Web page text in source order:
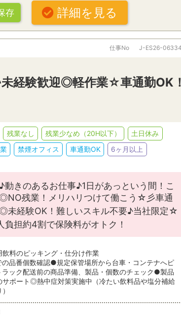
条件を追加する
道府県
条件を追加する
オフィスワークすべて
一般事務・その他オフィスワーク
人事・総務
貿易事務・海外営業事務
パナソニックグループ
社食・休憩室あり
語学力を活かす
POWERPOINT
派遣・受託業務スタッフ
6ヵ月以上 3
存 詳細を見る
仕事No J-ES26-
経験歓迎◎軽作業☆車通勤OK！
残業なし 残業少なめ（20H以下）
土日休み
禁煙オフィス 車通勤OK 6ヶ月以上
きのあるお仕事♪1日があっという間！こ
残業！メリハリつけて働こう☆彡車通
未経験OK！難しいスキル不要♪当社限定☆
担約4割で保険料がオトク！
飲料のピッキング・仕分け作業
品番個数確認●規定保管場所から台車・コンテナへピ
ック配送前の商品準備、製品・個数のチェック●製品
サポート◎熱中症対策実施中（冷たい飲料品や塩分補給